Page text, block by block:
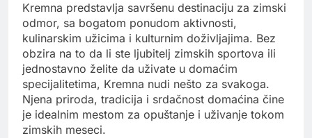
Kremna predstavlja savršenu destinaciju za zimski
odmor, sa bogatom ponudom aktivnosti,
kulinarskim užicima i kulturnim doživljajima. Bez
obzira na to da li ste ljubitelj zimskih sportova ili
jednostavno želite da uživate u domaćim
specijalitetima, Kremna nudi nešto za svakoga.
Njena priroda, tradicija i srdačnost domaćina čine
je idealnim mestom za opuštanje i uživanje tokom
zimskih meseci.